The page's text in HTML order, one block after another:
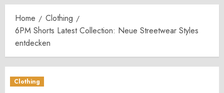
Home
Clothing
6PM Shorts Latest Collection: Neue Streetwear Styles
entdecken
Clothing